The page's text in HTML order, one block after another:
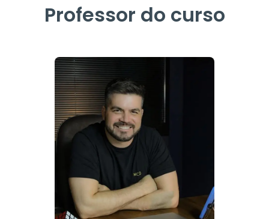
Professor do curso